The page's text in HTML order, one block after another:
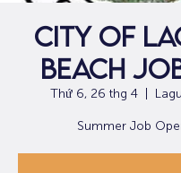
City of
Beach
Thứ 6, 26 thg 4
Summer Job